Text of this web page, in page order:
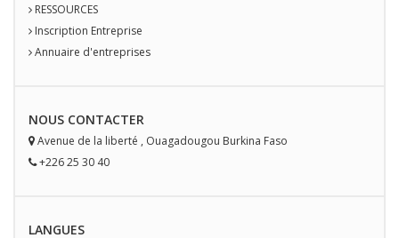
RESSOURCES
Inscription Entreprise
Annuaire d'entreprises
NOUS CONTACTER
Avenue de la liberté , Ouagadougou Burkina Faso
+226 25 30 40
LANGUES